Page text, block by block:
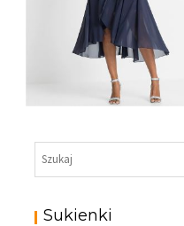
SUKIENKA
WIECZOROWA Z
SZYFONU
GRANATOWA
Sukienki